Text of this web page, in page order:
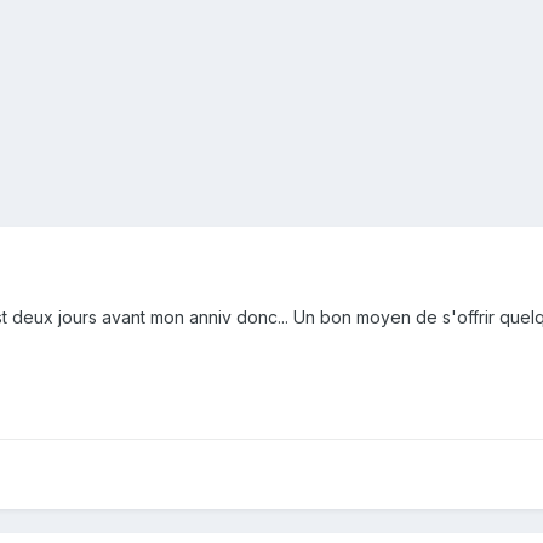
jours avant mon anniv donc... Un bon moyen de s'offrir